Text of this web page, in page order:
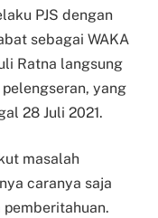
PJS dengan
sebagai WAKA
Ratna langsung
yang
28 Juli 2021.
masalah
caranya saja